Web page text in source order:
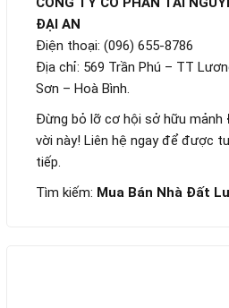
ĐẠI AN
Điện thoại: (096) 655-8786
Địa chỉ: 569 Trần Phú – TT
Sơn – Hoà Bình.
Đừng bỏ lỡ cơ hội sở hữu mảnh
vời này! Liên hệ ngay để được
tiếp.
Tìm kiếm: Mua Bán Nhà Đất